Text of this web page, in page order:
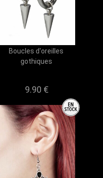
Boucles d'oreilles
gothiques
9.90 €